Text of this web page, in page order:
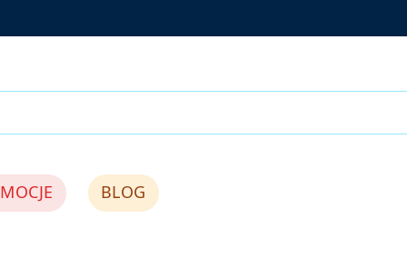
BLOG